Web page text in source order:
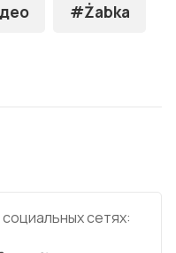
#Żabka
сетях: